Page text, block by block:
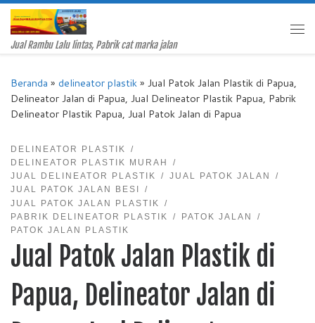
Skip to content
Jual Rambu Lalu lintas, Pabrik cat marka jalan
Beranda » delineator plastik» Jual Patok Jalan Plastik di Papua,
Delineator Jalan di Papua, Jual Delineator Plastik Papua, Pabrik
Delineator Plastik Papua, Jual Patok Jalan di Papua
DELINEATOR PLASTIK
DELINEATOR PLASTIK MURAH
JUAL DELINEATOR PLASTIK
JUAL PATOK JALAN
JUAL PATOK JALAN BESI
JUAL PATOK JALAN PLASTIK
PABRIK DELINEATOR PLASTIK
PATOK JALAN
PATOK JALAN PLASTIK
Jual Patok Jalan Plastik di
Papua, Delineator Jalan di